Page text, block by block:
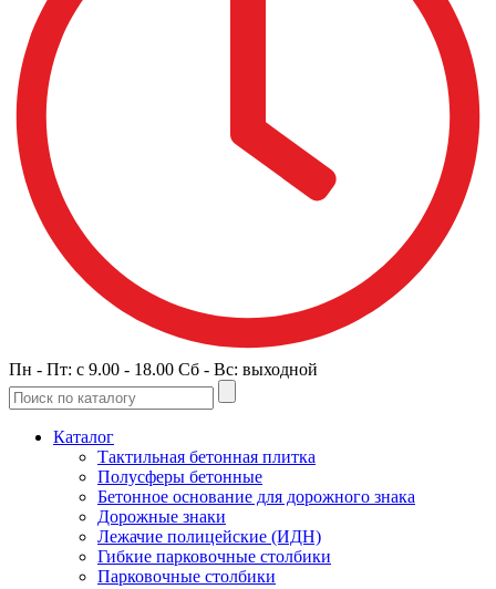
Пн - Пт: c 9.00 - 18.00 Сб - Вс: выходной
Каталог
Тактильная бетонная плитка
Полусферы бетонные
Бетонное основание для дорожного знака
Дорожные знаки
Лежачие полицейские (ИДН)
Гибкие парковочные столбики
Парковочные столбики